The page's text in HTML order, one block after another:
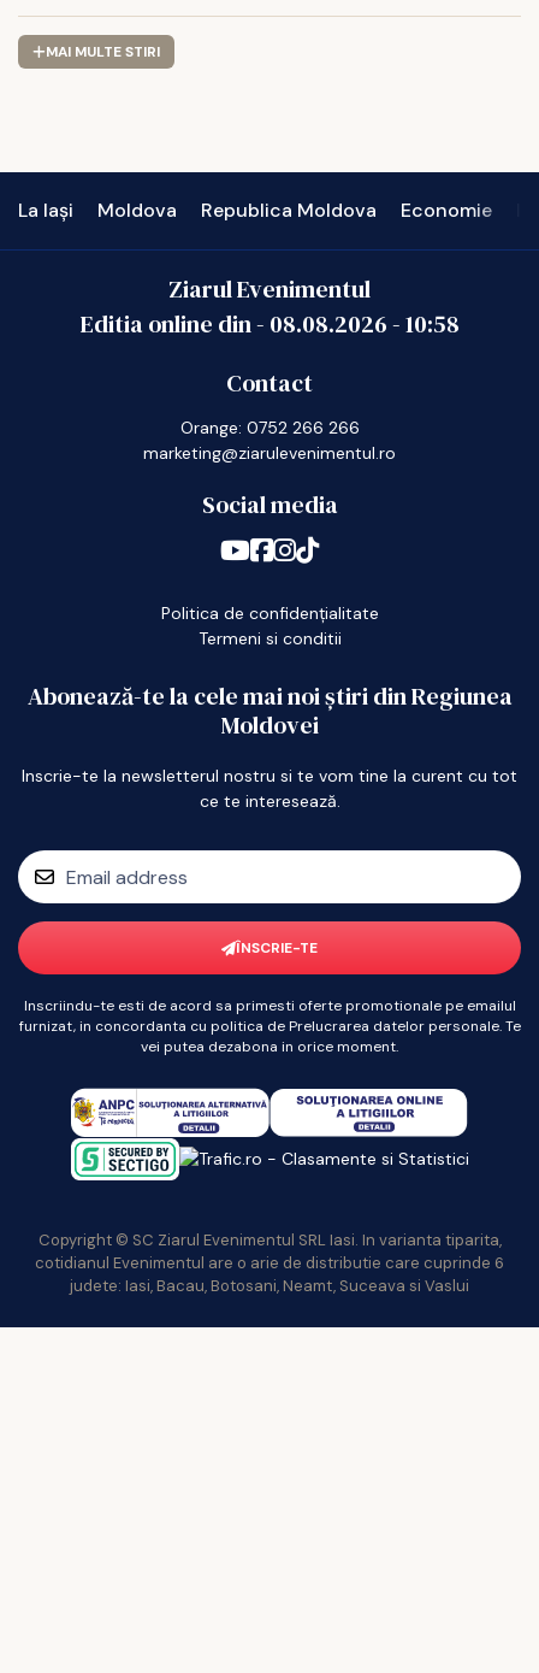
MAI MULTE STIRI
La Iași Moldova Republica Moldova Economie
Ziarul Evenimentul
Editia online din - 08.08.2026-10:58
Contact
Orange: 0752 266 266
marketing@ziarulevenimentul.ro
Social media
Politica de confidențialitate
Termeni si conditii
Abonează-te la cele mai noi știri din Regiunea
Moldovei
Inscrie-te la newsletterul nostru si te vom tine la curent cu tot
ce te interesează.
ÎNSCRIE-TE
Inscriindu-te esti de acord sa primesti oferte promotionale pe emailul
furnizat, in concordanta cu politica de Prelucrarea datelor personale. Te
vei putea dezabona in orice moment.
Copyright © SC Ziarul Evenimentul SRL Iasi. In varianta tiparita,
cotidianul Evenimentul are o arie de distributie care cuprinde 6
judete: Iasi, Bacau, Botosani, Neamt, Suceava si Vaslui